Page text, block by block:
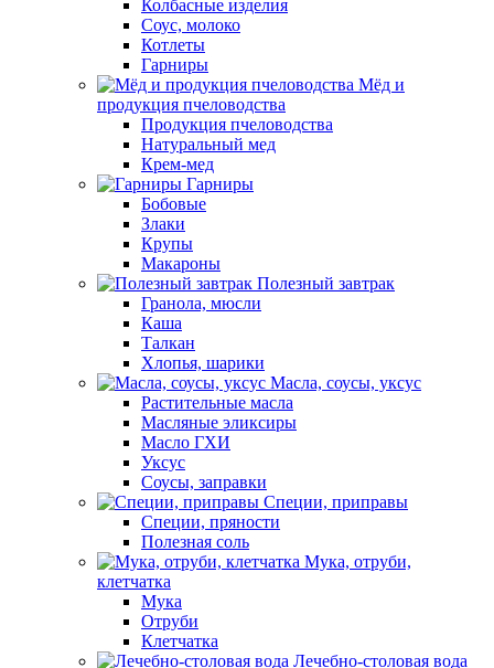
Колбасные изделия
Соус, молоко
Котлеты
Гарниры
Мёд и
продукция пчеловодства
Продукция пчеловодства
Натуральный мед
Крем-мед
Гарниры
Бобовые
Злаки
Крупы
Макароны
Полезный завтрак
Гранола, мюсли
Каша
Талкан
Хлопья, шарики
Масла, соусы, уксус
Растительные масла
Масляные эликсиры
Масло ГХИ
Уксус
Соусы, заправки
Специи, приправы
Специи, пряности
Полезная соль
Мука, отруби,
клетчатка
Мука
Отруби
Клетчатка
Лечебно-столовая вода